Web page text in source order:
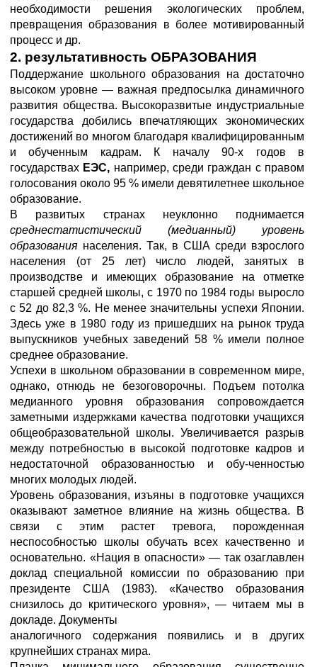
необходимости решения экологических проблем,
превращения образования в более мотивированный
процесс и др.
2. результативность ОБРАЗОВАНИЯ
Поддержание школьного образования на достаточно
высоком уровне — важная предпосылка динамичного
развития общества. Высокоразвитые индустриальные
государства добились впечатляющих экономических
достижений во многом благодаря квалифицированным
и обученным кадрам. К началу 90-х годов в
государствах ЕЭС, например, среди граждан с правом
голосования около 95 % имели девятилетнее школьное
образование.
В развитых странах неуклонно поднимается
среднестатистический (медианный) уровень
образования населения. Так, в США среди взрослого
населения (от 25 лет) число людей, занятых в
производстве и имеющих образование на отметке
старшей средней школы, с 1970 по 1984 годы выросло
с 52 до 82,3 %. Не менее значительны успехи Японии.
Здесь уже в 1980 году из пришедших на рынок труда
выпускников учебных заведений 58 % имели полное
среднее образование.
Успехи в школьном образовании в современном мире,
однако, отнюдь не безоговорочны. Подъем потолка
медианного уровня образования сопровождается
заметными издержками качества подготовки учащихся
общеобразовательной школы. Увеличивается разрыв
между потребностью в высокой подготовке кадров и
недостаточной образованностью и обу-ченностью
многих молодых людей.
Уровень образования, изъяны в подготовке учащихся
оказывают заметное влияние на жизнь общества. В
связи с этим растет тревога, порожденная
неспособностью школы обучать всех качественно и
основательно. «Нация в опасности» — так озаглавлен
доклад специальной комиссии по образованию при
президенте США (1983). «Качество образования
снизилось до критического уровня», — читаем мы в
докладе. Документы
аналогичного содержания появились и в других
крупнейших странах мира.